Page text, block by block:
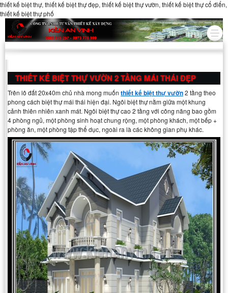
thiết kế biệt thự, thiết kế biệt thự đẹp, thiết kế biệt thự vườn, thiết kế biệt thự cổ điển,
thiết kế biệt thự phố
THIẾT KẾ BIỆT THỰ VƯỜN 2 TẦNG MÁI THÁI ĐẸP
Trên lô đất 20x40m chủ nhà mong muốn thiết kế biệt thự vườn2 tầng theo
phong cách biệt thự mái thái hiện đại. Ngôi biệt thự nằm giữa một khung
cảnh thiên nhiên xanh mát. Ngôi biệt thự cao 2 tầng với công năng bao gồm
4 phòng ngủ, một phòng sinh hoạt chung rộng, một phòng khách, một bếp +
phòng ăn, một phòng tập thể dục, ngoài ra là các không gian phụ khác.